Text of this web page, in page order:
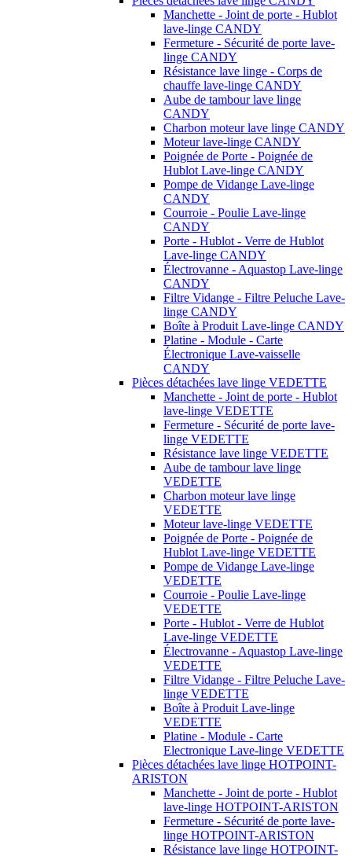
Manchette - Joint de porte - Hublot
lave-linge CANDY
Fermeture - Sécurité de porte lave-
linge CANDY
Résistance lave linge - Corps de
chauffe lave-linge CANDY
Aube de tambour lave linge
CANDY
Charbon moteur lave linge CANDY
Moteur lave-linge CANDY
Poignée de Porte - Poignée de
Hublot Lave-linge CANDY
Pompe de Vidange Lave-linge
CANDY
Courroie - Poulie Lave-linge
CANDY
Porte - Hublot - Verre de Hublot
Lave-linge CANDY
Électrovanne - Aquastop Lave-linge
CANDY
Filtre Vidange - Filtre Peluche Lave-
linge CANDY
Boîte à Produit Lave-linge CANDY
Platine - Module - Carte
Électronique Lave-vaisselle
CANDY
Pièces détachées lave linge VEDETTE
Manchette - Joint de porte - Hublot
lave-linge VEDETTE
Fermeture - Sécurité de porte lave-
linge VEDETTE
Résistance lave linge VEDETTE
Aube de tambour lave linge
VEDETTE
Charbon moteur lave linge
VEDETTE
Moteur lave-linge VEDETTE
Poignée de Porte - Poignée de
Hublot Lave-linge VEDETTE
Pompe de Vidange Lave-linge
VEDETTE
Courroie - Poulie Lave-linge
VEDETTE
Porte - Hublot - Verre de Hublot
Lave-linge VEDETTE
Électrovanne - Aquastop Lave-linge
VEDETTE
Filtre Vidange - Filtre Peluche Lave-
linge VEDETTE
Boîte à Produit Lave-linge
VEDETTE
Platine - Module - Carte
Electronique Lave-linge VEDETTE
Pièces détachées lave linge HOTPOINT-
ARISTON
Manchette - Joint de porte - Hublot
lave-linge HOTPOINT-ARISTON
Fermeture - Sécurité de porte lave-
linge HOTPOINT-ARISTON
Résistance lave linge HOTPOINT-